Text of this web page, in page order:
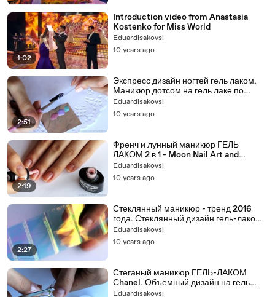
1:02
Introduction video from Anastasia
Kostenko for Miss World
Eduardisakovsi
10 years ago
2:51
Экспресс дизайн ногтей гель лаком.
Маникюр дотсом на гель лаке по
мокрому
Eduardisakovsi
10 years ago
2:19
Френч и лунный маникюр ГЕЛЬ
ЛАКОМ 2 в 1 - Moon Nail Art and
French
Eduardisakovsi
10 years ago
2:27
Стеклянный маникюр - тренд 2016
года. Стеклянный дизайн гель-лаком -
Glass Nails
Eduardisakovsi
10 years ago
Стеганый маникюр ГЕЛЬ-ЛАКОМ
Сhanel. Объемный дизайн на гель
лаке - Quilted Nail Art Gel Polish
Eduardisakovsi